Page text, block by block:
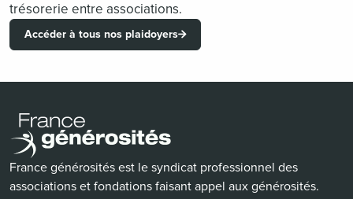
trésorerie entre associations.
Accéder à tous nos plaidoyers
France générosités est le syndicat professionnel des
associations et fondations faisant appel aux générosités.